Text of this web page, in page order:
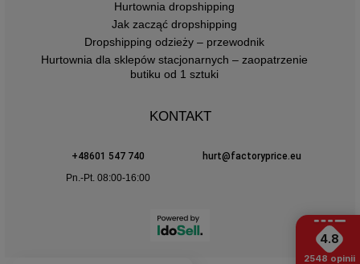
Hurtownia dropshipping
Jak zacząć dropshipping
Dropshipping odzieży – przewodnik
Hurtownia dla sklepów stacjonarnych – zaopatrzenie
butiku od 1 sztuki
KONTAKT
+48601 547 740
hurt@factoryprice.eu
Pn.-Pt. 08:00-16:00
4.8
2548 opinii